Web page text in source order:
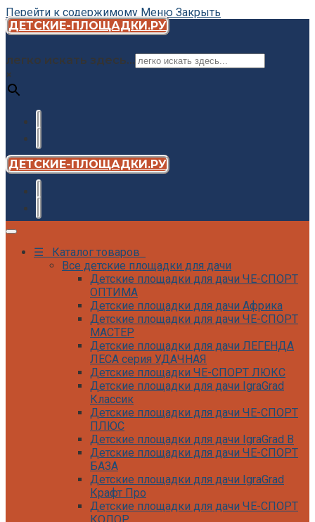
Перейти к содержимому Меню Закрыть
ДЕТСКИЕ-ПЛОЩАДКИ.РУ
легко искать здесь...
×
ДЕТСКИЕ-ПЛОЩАДКИ.РУ
☰ Каталог товаров
Все детские площадки для дачи
Детские площадки для дачи ЧЕ-СПОРТ
ОПТИМА
Детские площадки для дачи Африка
Детские площадки для дачи ЧЕ-СПОРТ
МАСТЕР
Детские площадки для дачи ЛЕГЕНДА
ЛЕСА серия УДАЧНАЯ
Детские площадки ЧЕ-СПОРТ ЛЮКС
Детские площадки для дачи IgraGrad
Классик
Детские площадки для дачи ЧЕ-СПОРТ
ПЛЮС
Детские площадки для дачи IgraGrad B
Детские площадки для дачи ЧЕ-СПОРТ
БАЗА
Детские площадки для дачи IgraGrad
Крафт Про
Детские площадки для дачи ЧЕ-СПОРТ